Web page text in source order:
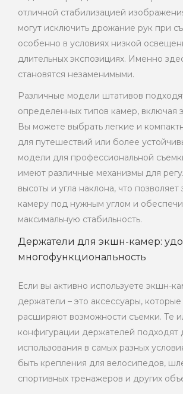
отличной стабилизацией
могут исключить дрожание рук при
особенно в условиях низкой
длительных экспозициях. Именно
становятся незаменимыми.
Различные модели штативов
определенных типов камер, включая
Вы можете выбрать легкие и
для путешествий или более
модели для профессиональной
имеют различные механизмы для
высоты и угла наклона, что позволяет
камеру под нужным углом и
максимальную стабильность.
Держатели для экшн-камер:
многофункциональность
Если вы активно используете экшн-
держатели – это аксессуары, которые
расширяют возможности съемки. Те
конфигурации держателей подходят
использования в самых разных
быть крепления для велосипедов,
спортивных тренажеров и других